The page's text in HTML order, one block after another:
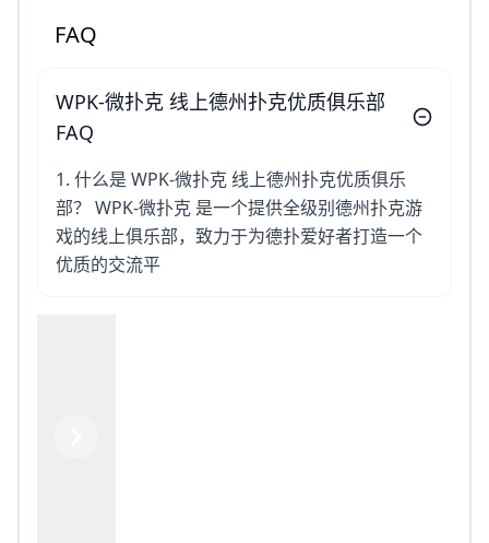
FAQ
WPK-微扑克 线上德州扑克优质俱乐部
FAQ
1. 什么是 WPK-微扑克 线上德州扑克优质俱乐
部？ WPK-微扑克 是一个提供全级别德州扑克游
戏的线上俱乐部，致力于为德扑爱好者打造一个
优质的交流平